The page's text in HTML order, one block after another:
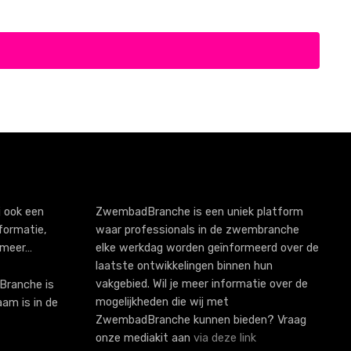
een
is
is in de
ZwembadBranche is een uniek platform
waar professionals in de zwembranche
elke werkdag worden geïnformeerd over de
laatste ontwikkelingen binnen hun
vakgebied. Wil je meer informatie over de
mogelijkheden die wij met
ZwembadBranche kunnen bieden? Vraag
onze mediakit aan via deze link